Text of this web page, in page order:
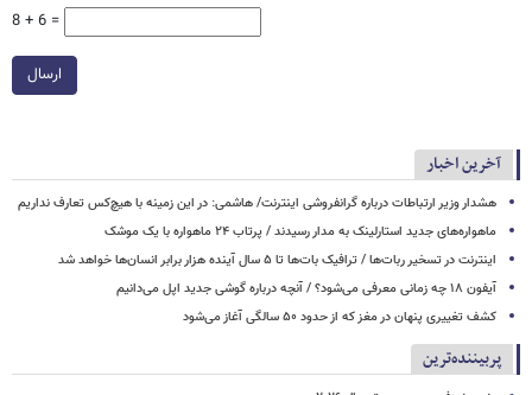
8 + 6 =
ارسال
آخرین اخبار
هشدار وزیر ارتباطات درباره گرانفروشی اینترنت/ هاشمی: در این زمینه با هیچ‌کس تعارف نداریم
ماهواره‌های جدید استارلینک به مدار رسیدند / پرتاب ۲۴ ماهواره با یک موشک
اینترنت در تسخیر ربات‌ها / ترافیک بات‌ها تا ۵ سال آینده هزار برابر انسان‌ها خواهد شد
آیفون ۱۸ چه زمانی معرفی می‌شود؟ / آنچه درباره گوشی جدید اپل می‌دانیم
کشف تغییری پنهان در مغز که از حدود ۵۰ سالگی آغاز می‌شود
پربیننده‌ترین